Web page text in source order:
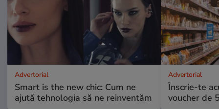
Advertorial
Smart is the new chic: Cum ne
ajută tehnologia să ne reinventăm
Advertorial
Înscrie-te
voucher de